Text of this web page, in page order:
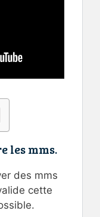
les mms.
des mms
cette